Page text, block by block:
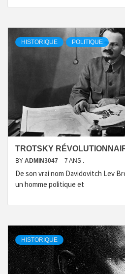
HISTORIQUE POLITIQUE
TROTSKY
BY ADMIN3047 7 ANS .
De son vrai nom Davidovitch Lev
un homme politique et
HISTORIQUE